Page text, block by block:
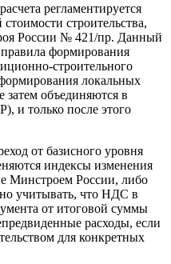
регламентируется
строительства,
России № 421/пр. Данный
формирования
строительного
локальных
объединяются в
и только после этого
от базисного уровня
индексы изменения
Минстроем России, либо
учитывать, что НДС в
от итоговой суммы
расходы, если
для конкретных